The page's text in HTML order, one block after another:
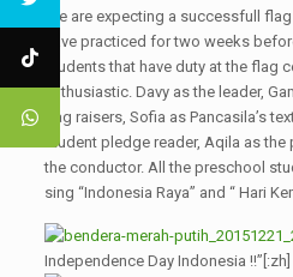
We are expecting a successfull
have practiced for two weeks
students that have duty at the flag
enthusiastic. Davy as the leader,
flag raisers, Sofia as Pancasila’s
student pledge reader, Aqila as
the conductor. All the preschool
sing “Indonesia Raya” and “ Hari
Independence Day Indonesia !!”[:zh]